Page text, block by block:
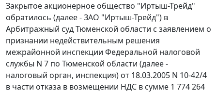
Закрытое акционерное общество "Иртыш-Трейд"
обратилось (далее - ЗАО "Иртыш-Трейд") в
Арбитражный суд Тюменской области с заявлением о
признании недействительным решения
межрайонной инспекции Федеральной налоговой
службы N 7 по Тюменской области (далее -
налоговый орган, инспекция) от 18.03.2005 N 10-42/4
в части отказа в возмещении НДС в сумме 1 774 264